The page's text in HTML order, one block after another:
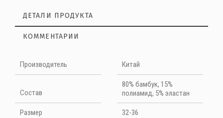
ДЕТАЛИ ПРОДУКТА
КОММЕНТАРИИ
Носки подростковые для девочки НД-117
Артикул: НД-117
Цвет:в ассортименте
Состав: 80% бамбук, 15% полиамид, 5% эластан
Производитель Китай
Cостав
80% бамбук, 15%
полиамид, 5% эластан
Размер 32-36
Нет отзывов на данный момент
Quality